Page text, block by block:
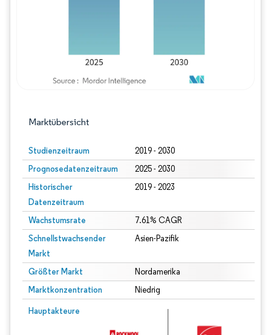
Marktübersicht
Studienzeitraum 2019 - 2030
Prognosedatenzeitraum 2025 - 2030
Historischer
Datenzeitraum
2019 - 2023
Wachstumsrate 7.61% CAGR
Schnellstwachsender
Markt
Asien-Pazifik
Größter Markt Nordamerika
Marktkonzentration Niedrig
Hauptakteure
Bild © Mordor Intelligence. Wiederverwendung erfordert Namensnennung